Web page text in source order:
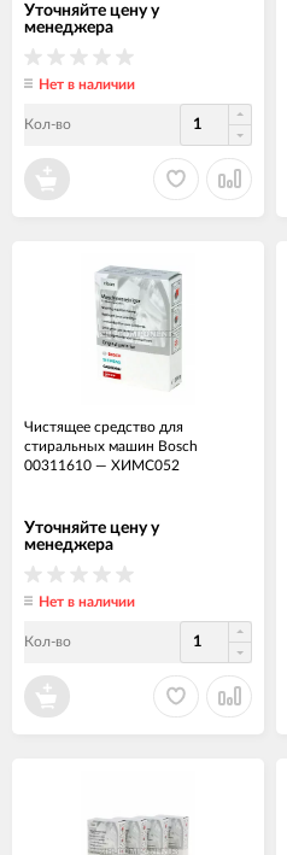
Уточняйте цену у
менеджера
Нет в наличии
Кол-во
Чистящее средство для
стиральных машин Bosch
00311610 — ХИМС052
Уточняйте цену у
менеджера
Нет в наличии
Кол-во